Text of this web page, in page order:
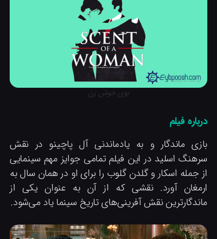
بوی خوش زن
فیلم
ماندگار و به یادماندنی آل پاچینو در نقش
اسلید در این فیلم تمامی جوایز مهم سینمایی
جمله اسکار و گلدن گلوب را برای او در همان سال به
آورد. نقشی که از آن به عنوان یکی از
نقش آفرینی‌های تاریخ سینما یاد می‌شود.